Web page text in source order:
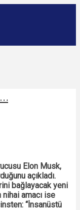
Elon Musk,
açıkladı.
bağlayacak yeni
amacı ise
“İnsanüstü